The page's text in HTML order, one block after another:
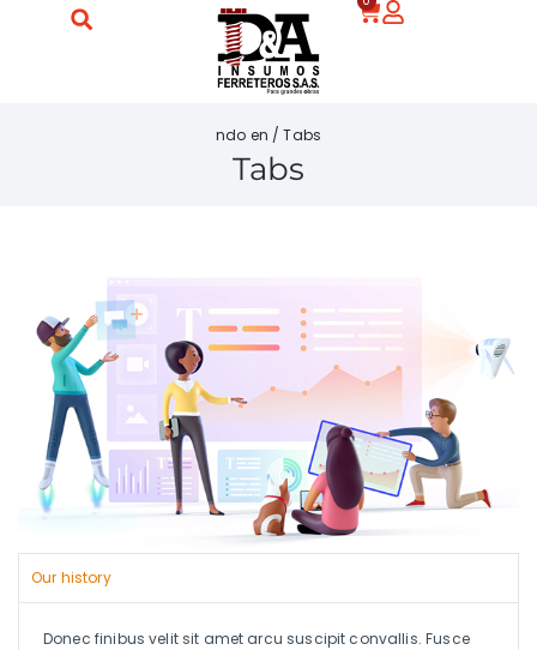
ndo en / Tabs
Tabs
Our history
Donec finibus velit sit amet arcu suscipit convallis. Fusce